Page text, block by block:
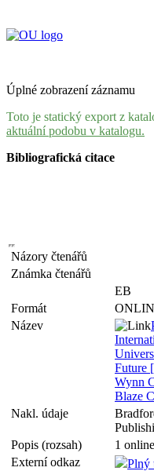
Úplné zobrazení záznamu
Toto je statický export z
aktuální podobu v katalogu.
Bibliografická citace
Názory čtenářů
Známka čtenářů
EB
Formát
Název
Future
Wynn
Blaze
Nakl. údaje
Popis (rozsah)
1
Externí odkaz
Plný